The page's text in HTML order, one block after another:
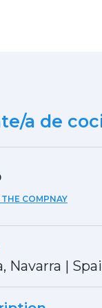
a de
COMPNAY
Navarra |